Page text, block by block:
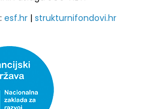
esf.hr | strukturnifondovi.hr